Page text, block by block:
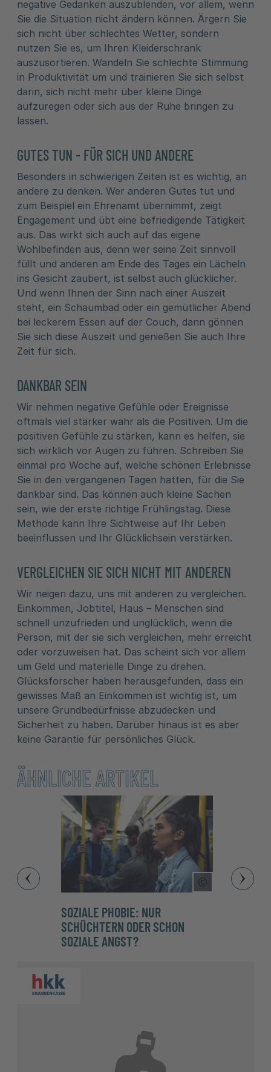
negative Gedanken auszublenden, vor allem, wenn
Sie die Situation nicht ändern können. Ärgern Sie
sich nicht über schlechtes Wetter, sondern
nutzen Sie es, um Ihren Kleiderschrank
auszusortieren. Wandeln Sie schlechte Stimmung
in Produktivität um und trainieren Sie sich selbst
darin, sich nicht mehr über kleine Dinge
aufzuregen oder sich aus der Ruhe bringen zu
lassen.
GUTES TUN - FÜR SICH UND ANDERE
Besonders in schwierigen Zeiten ist es wichtig, an
andere zu denken. Wer anderen Gutes tut und
zum Beispiel ein Ehrenamt übernimmt, zeigt
Engagement und übt eine befriedigende Tätigkeit
aus. Das wirkt sich auch auf das eigene
Wohlbefinden aus, denn wer seine Zeit sinnvoll
füllt und anderen am Ende des Tages ein Lächeln
ins Gesicht zaubert, ist selbst auch glücklicher.
Und wenn Ihnen der Sinn nach einer Auszeit
steht, ein Schaumbad oder ein gemütlicher Abend
bei leckerem Essen auf der Couch, dann gönnen
Sie sich diese Auszeit und genießen Sie auch Ihre
Zeit für sich.
DANKBAR SEIN
Wir nehmen negative Gefühle oder Ereignisse
oftmals viel stärker wahr als die Positiven. Um die
positiven Gefühle zu stärken, kann es helfen, sie
sich wirklich vor Augen zu führen. Schreiben Sie
einmal pro Woche auf, welche schönen Erlebnisse
Sie in den vergangenen Tagen hatten, für die Sie
dankbar sind. Das können auch kleine Sachen
sein, wie der erste richtige Frühlingstag. Diese
Methode kann Ihre Sichtweise auf Ihr Leben
beeinflussen und Ihr Glücklichsein verstärken.
VERGLEICHEN SIE SICH NICHT MIT ANDEREN
Wir neigen dazu, uns mit anderen zu vergleichen.
Einkommen, Jobtitel, Haus – Menschen sind
schnell unzufrieden und unglücklich, wenn die
Person, mit der sie sich vergleichen, mehr erreicht
oder vorzuweisen hat. Das scheint sich vor allem
um Geld und materielle Dinge zu drehen.
Glücksforscher haben herausgefunden, dass ein
gewisses Maß an Einkommen ist wichtig ist, um
unsere Grundbedürfnisse abzudecken und
Sicherheit zu haben. Darüber hinaus ist es aber
keine Garantie für persönliches Glück.
ÄHNLICHE ARTIKEL
Copyright
SOZIALE PHOBIE: NUR
SCHÜCHTERN ODER SCHON
SOZIALE ANGST?